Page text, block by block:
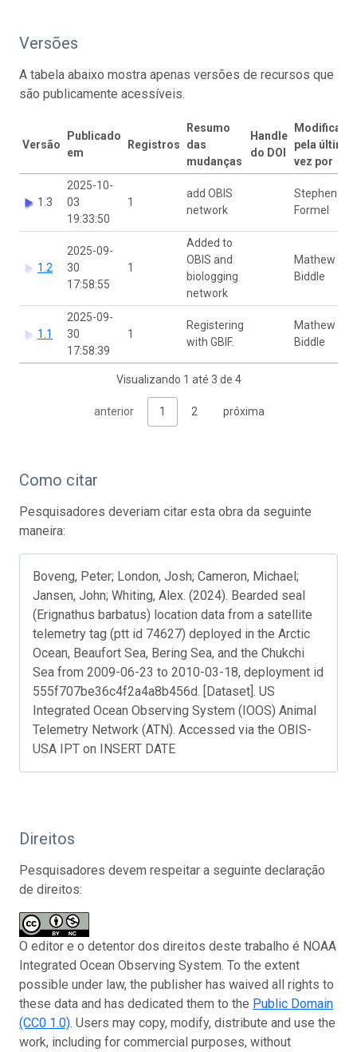
Versões
A tabela abaixo mostra apenas versões de recursos que
são publicamente acessíveis.
Versão
Publicado
em
Registros
Resumo
das
mudanças
Handle
do DOI
Modificado
pela última
vez por
1.3
2025-10-
03
19:33:50
1
add OBIS
network
Stephen
Formel
1.2
2025-09-
30
17:58:55
1
Added to
OBIS and
biologging
network
Mathew
Biddle
1.1
2025-09-
30
17:58:39
1
Registering
with GBIF.
Mathew
Biddle
Visualizando 1 até 3 de 4
anterior 1 2 próxima
Como citar
Pesquisadores deveriam citar esta obra da seguinte
maneira:
Boveng, Peter; London, Josh; Cameron, Michael;
Jansen, John; Whiting, Alex. (2024). Bearded seal
(Erignathus barbatus) location data from a satellite
telemetry tag (ptt id 74627) deployed in the Arctic
Ocean, Beaufort Sea, Bering Sea, and the Chukchi
Sea from 2009-06-23 to 2010-03-18, deployment id
555f707be36c4f2a4a8b456d. [Dataset]. US
Integrated Ocean Observing System (IOOS) Animal
Telemetry Network (ATN). Accessed via the OBIS-
USA IPT on INSERT DATE
Direitos
Pesquisadores devem respeitar a seguinte declaração
de direitos:
O editor e o detentor dos direitos deste trabalho é NOAA
Integrated Ocean Observing System. To the extent
possible under law, the publisher has waived all rights to
these data and has dedicated them to the Public Domain
(CC0 1.0). Users may copy, modify, distribute and use the
work, including for commercial purposes, without